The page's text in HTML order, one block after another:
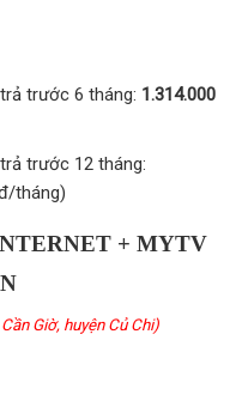
trước 6 tháng: 1.314.000
trước 12 tháng:
tháng)
+ MYTV
Giờ, huyện Củ Chi)